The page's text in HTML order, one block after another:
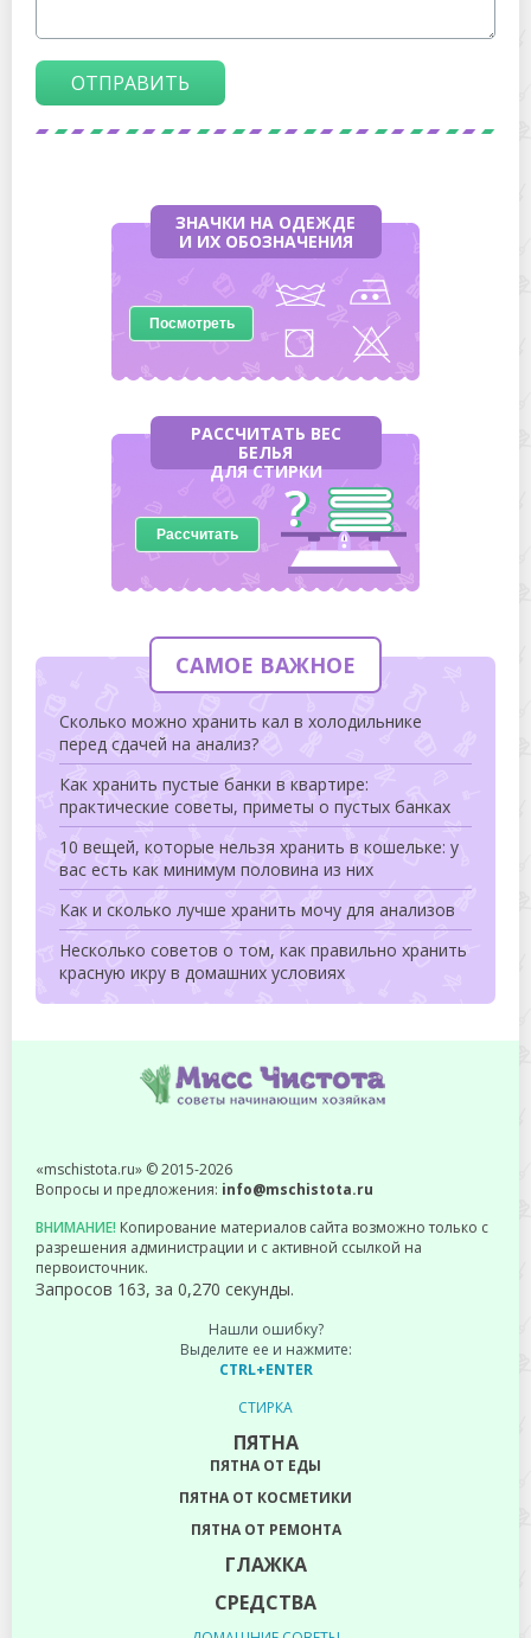
ОТПРАВИТЬ
ЗНАЧКИ НА ОДЕЖДЕ
И ИХ ОБОЗНАЧЕНИЯ
Посмотреть
РАССЧИТАТЬ ВЕС
БЕЛЬЯ
ДЛЯ СТИРКИ
Рассчитать
САМОЕ ВАЖНОЕ
Сколько можно хранить кал в холодильнике
перед сдачей на анализ?
Как хранить пустые банки в квартире:
практические советы, приметы о пустых банках
10 вещей, которые нельзя хранить в кошельке: у
вас есть как минимум половина из них
Как и сколько лучше хранить мочу для анализов
Несколько советов о том, как правильно хранить
красную икру в домашних условиях
«mschistota.ru» © 2015-2026
Вопросы и предложения: info@mschistota.ru
ВНИМАНИЕ! Копирование материалов сайта возможно только с
разрешения администрации и с активной ссылкой на
первоисточник.
Запросов 163, за 0,270 секунды.
Нашли ошибку?
Выделите ее и нажмите:
CTRL+ENTER
СТИРКА
ПЯТНА
ПЯТНА ОТ ЕДЫ
ПЯТНА ОТ КОСМЕТИКИ
ПЯТНА ОТ РЕМОНТА
ГЛАЖКА
СРЕДСТВА